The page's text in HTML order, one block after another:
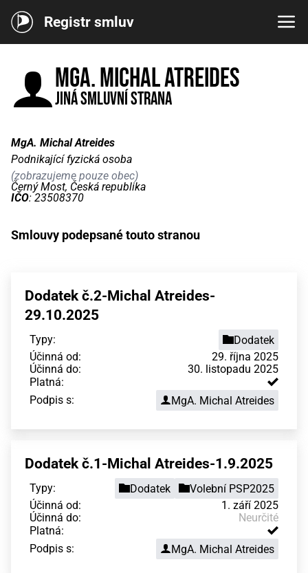
Registr smluv
MgA. Michal Atreides
Jiná smluvní strana
MgA. Michal Atreides
Podnikající fyzická osoba
(zobrazujeme pouze obec)
Černý Most, Česká republika
IČO: 23508370
Smlouvy podepsané touto stranou
Dodatek č.2-Michal Atreides-
29.10.2025
Typy:
Dodatek
Účinná od:
29. října 2025
Účinná do:
30. listopadu 2025
Platná:
Podpis s:
MgA. Michal Atreides
Dodatek č.1-Michal Atreides-1.9.2025
Typy: Dodatek
Volební PSP2025
Účinná od:
1. září 2025
Účinná do:
Neurčité
Platná:
Podpis s:
MgA. Michal Atreides